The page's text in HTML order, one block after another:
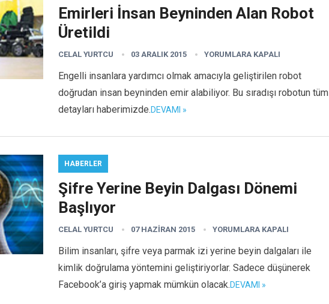
Emirleri İnsan Beyninden Alan Robot
Üretildi
CELAL YURTCU 03 ARALIK 2015 YORUMLARA KAPALI
Engelli insanlara yardımcı olmak amacıyla geliştirilen robot
doğrudan insan beyninden emir alabiliyor. Bu sıradışı robotun tüm
detayları haberimizde.DEVAMI »
HABERLER
Şifre Yerine Beyin Dalgası Dönemi
Başlıyor
CELAL YURTCU 07 HAZIRAN 2015 YORUMLARA KAPALI
Bilim insanları, şifre veya parmak izi yerine beyin dalgaları ile
kimlik doğrulama yöntemini geliştiriyorlar. Sadece düşünerek
Facebook’a giriş yapmak mümkün olacak.DEVAMI »